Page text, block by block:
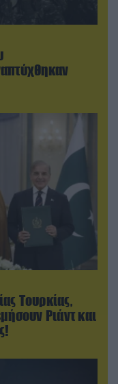
Τουρκίας,
Ριάντ και